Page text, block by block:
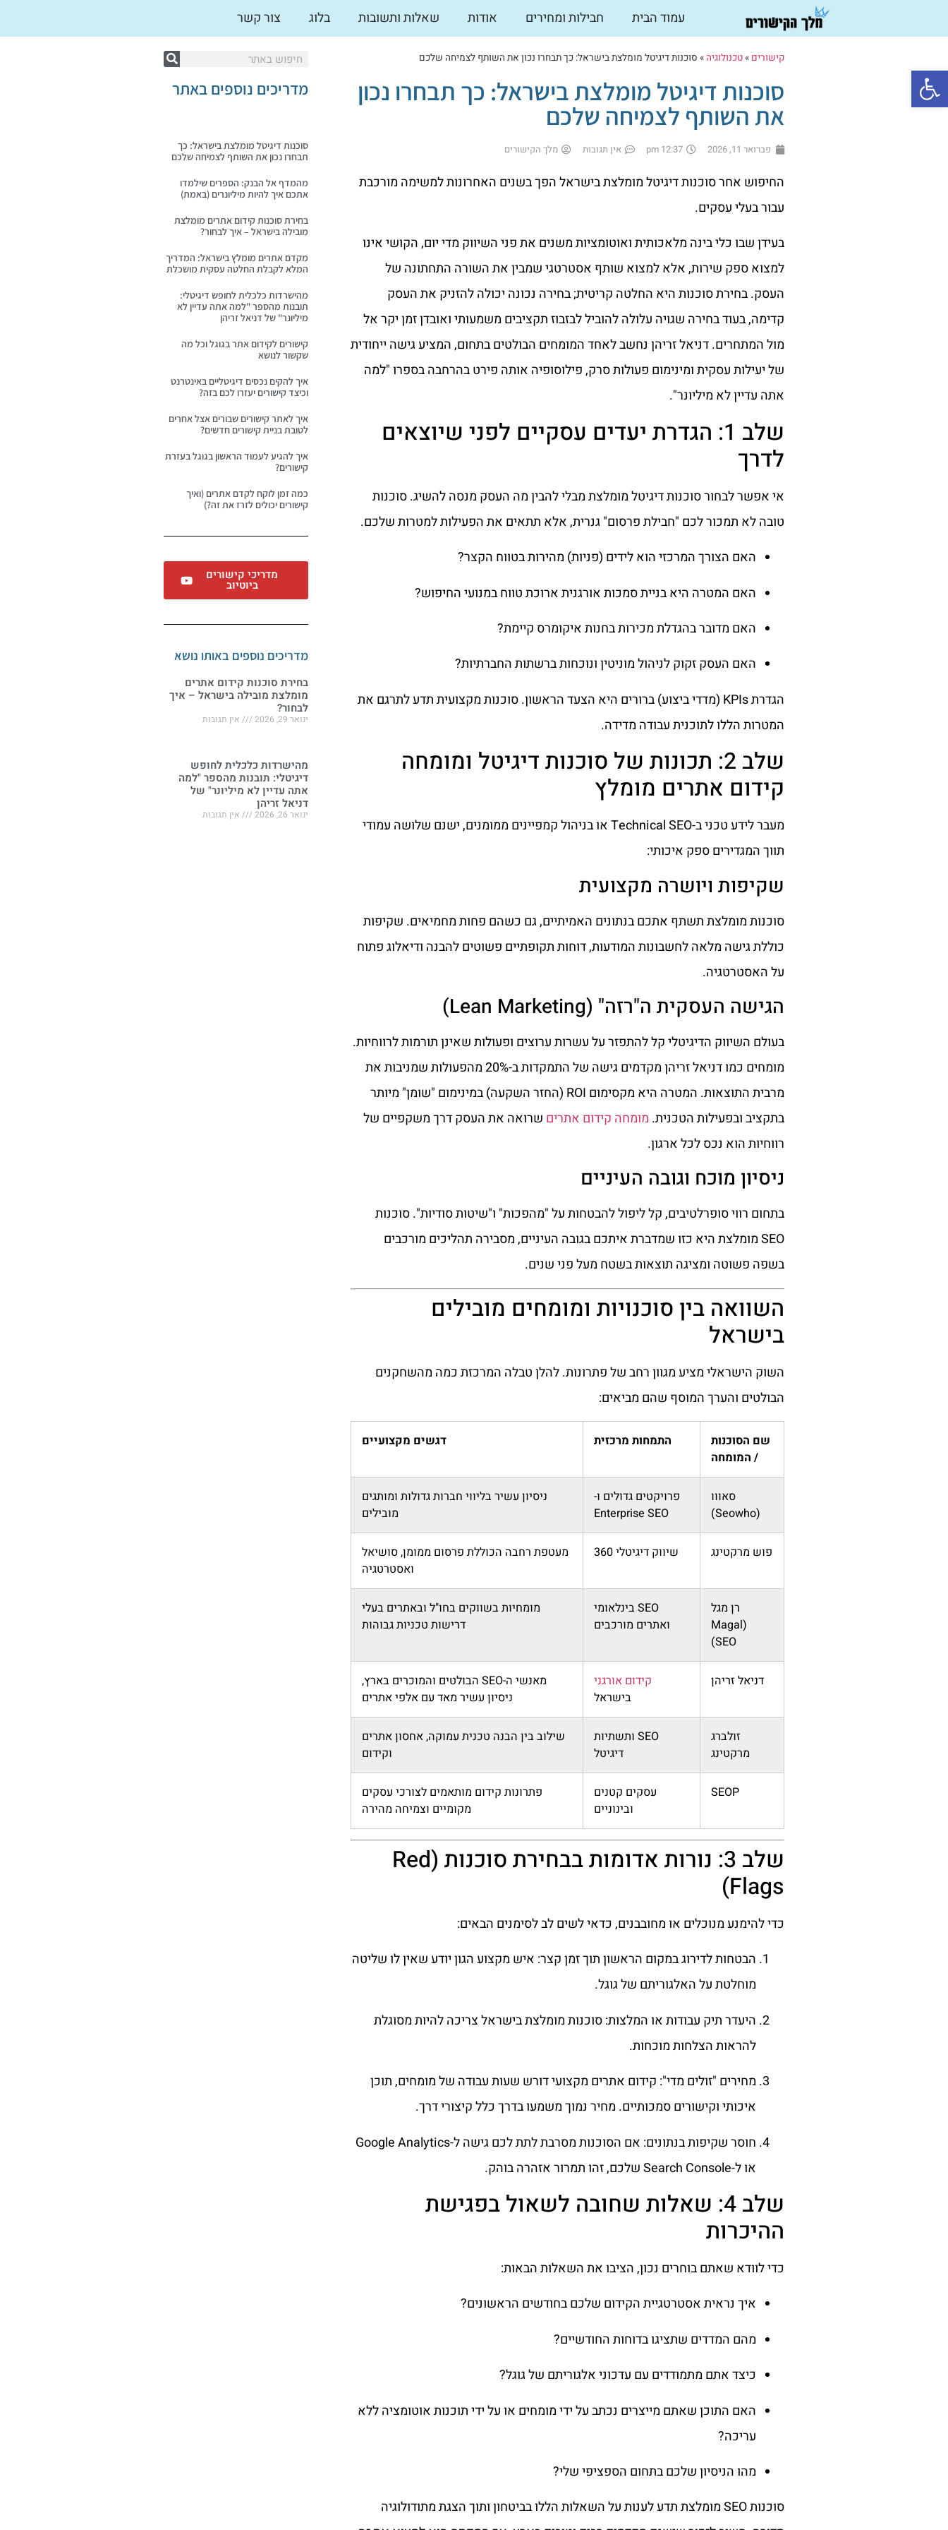
עמוד הבית חבילות ומחירים אודות שאלות ותשובות בלוג צור קשר
קישורים »טכנולוגיה » סוכנות דיגיטל מומלצת בישראל: כך תבחרו נכון את השותף לצמיחה שלכם
סוכנות דיגיטל מומלצת בישראל: כך תבחרו נכון
את השותף לצמיחה שלכם
פברואר 11, 2026 12:37 pm אין תגובות מלך הקישורים
החיפוש אחר סוכנות דיגיטל מומלצת בישראל הפך בשנים האחרונות למשימה מורכבת
עבור בעלי עסקים.
בעידן שבו כלי בינה מלאכותית ואוטומציות משנים את פני השיווק מדי יום, הקושי אינו
למצוא ספק שירות, אלא למצוא שותף אסטרטגי שמבין את השורה התחתונה של
העסק. בחירת סוכנות היא החלטה קריטית; בחירה נכונה יכולה להזניק את העסק
קדימה, בעוד בחירה שגויה עלולה להוביל לבזבוז תקציבים משמעותי ואובדן זמן יקר אל
מול המתחרים. דניאל זריהן נחשב לאחד המומחים הבולטים בתחום, המציע גישה ייחודית
של יעילות עסקית ומינימום פעולות סרק, פילוסופיה אותה פירט בהרחבה בספרו "למה
אתה עדיין לא מיליונר".
שלב 1: הגדרת יעדים עסקיים לפני שיוצאים
לדרך
אי אפשר לבחור סוכנות דיגיטל מומלצת מבלי להבין מה העסק מנסה להשיג. סוכנות
טובה לא תמכור לכם "חבילת פרסום" גנרית, אלא תתאים את הפעילות למטרות שלכם.
האם הצורך המרכזי הוא לידים (פניות) מהירות בטווח הקצר?
האם המטרה היא בניית סמכות אורגנית ארוכת טווח במנועי החיפוש?
האם מדובר בהגדלת מכירות בחנות איקומרס קיימת?
האם העסק זקוק לניהול מוניטין ונוכחות ברשתות החברתיות?
הגדרת KPIs (מדדי ביצוע) ברורים היא הצעד הראשון. סוכנות מקצועית תדע לתרגם את
המטרות הללו לתוכנית עבודה מדידה.
שלב 2: תכונות של סוכנות דיגיטל ומומחה
קידום אתרים מומלץ
מעבר לידע טכני ב-Technical SEO או בניהול קמפיינים ממומנים, ישנם שלושה עמודי
תווך המגדירים ספק איכותי:
שקיפות ויושרה מקצועית
סוכנות מומלצת תשתף אתכם בנתונים האמיתיים, גם כשהם פחות מחמיאים. שקיפות
כוללת גישה מלאה לחשבונות המודעות, דוחות תקופתיים פשוטים להבנה ודיאלוג פתוח
על האסטרטגיה.
הגישה העסקית ה"רזה" (Lean Marketing)
בעולם השיווק הדיגיטלי קל להתפזר על עשרות ערוצים ופעולות שאינן תורמות לרווחיות.
מומחים כמו דניאל זריהן מקדמים גישה של התמקדות ב-20% מהפעולות שמניבות את
מרבית התוצאות. המטרה היא מקסימום ROI (החזר השקעה) במינימום "שומן" מיותר
בתקציב ובפעילות הטכנית. מומחה קידום אתרים שרואה את העסק דרך משקפיים של
רווחיות הוא נכס לכל ארגון.
ניסיון מוכח וגובה העיניים
בתחום רווי סופרלטיבים, קל ליפול להבטחות על "מהפכות" ו"שיטות סודיות". סוכנות
SEO מומלצת היא כזו שמדברת איתכם בגובה העיניים, מסבירה תהליכים מורכבים
בשפה פשוטה ומציגה תוצאות בשטח מעל פני שנים.
השוואה בין סוכנויות ומומחים מובילים
בישראל
השוק הישראלי מציע מגוון רחב של פתרונות. להלן טבלה המרכזת כמה מהשחקנים
הבולטים והערך המוסף שהם מביאים:
שם הסוכנות
/ המומחה
התמחות מרכזית דגשים מקצועיים
סאווו
(Seowho)
פרויקטים גדולים ו-
Enterprise SEO
ניסיון עשיר בליווי חברות גדולות ומותגים
מובילים
פוש מרקטינג שיווק דיגיטלי 360
מעטפת רחבה הכוללת פרסום ממומן, סושיאל
ואסטרטגיה
רן מגל
(Magal
SEO)
SEO בינלאומי
ואתרים מורכבים
מומחיות בשווקים בחו"ל ובאתרים בעלי
דרישות טכניות גבוהות
דניאל זריהן
קידום אורגני
בישראל
מאנשי ה-SEO הבולטים והמוכרים בארץ,
ניסיון עשיר מאד עם אלפי אתרים
זולברג
מרקטינג
SEO ותשתיות
דיגיטל
שילוב בין הבנה טכנית עמוקה, אחסון אתרים
וקידום
SEOP
עסקים קטנים
ובינוניים
פתרונות קידום מותאמים לצורכי עסקים
מקומיים וצמיחה מהירה
שלב 3: נורות אדומות בבחירת סוכנות (Red
Flags)
כדי להימנע מנוכלים או מחובבנים, כדאי לשים לב לסימנים הבאים:
הבטחות לדירוג במקום הראשון תוך זמן קצר: איש מקצוע הגון יודע שאין לו שליטה
מוחלטת על האלגוריתם של גוגל.
היעדר תיק עבודות או המלצות: סוכנות מומלצת בישראל צריכה להיות מסוגלת
להראות הצלחות מוכחות.
מחירים "זולים מדי": קידום אתרים מקצועי דורש שעות עבודה של מומחים, תוכן
איכותי וקישורים סמכותיים. מחיר נמוך משמעו בדרך כלל קיצורי דרך.
חוסר שקיפות בנתונים: אם הסוכנות מסרבת לתת לכם גישה ל-Google Analytics
או ל-Search Console שלכם, זהו תמרור אזהרה בוהק.
שלב 4: שאלות שחובה לשאול בפגישת
ההיכרות
כדי לוודא שאתם בוחרים נכון, הציבו את השאלות הבאות:
איך נראית אסטרטגיית הקידום שלכם בחודשים הראשונים?
מהם המדדים שתציגו בדוחות החודשיים?
כיצד אתם מתמודדים עם עדכוני אלגוריתם של גוגל?
האם התוכן שאתם מייצרים נכתב על ידי מומחים או על ידי תוכנות אוטומציה ללא
עריכה?
מהו הניסיון שלכם בתחום הספציפי שלי?
סוכנות SEO מומלצת תדע לענות על השאלות הללו בביטחון ותוך הצגת מתודולוגיה
מדריכים נוספים באתר
סוכנות דיגיטל מומלצת בישראל: כך
תבחרו נכון את השותף לצמיחה שלכם
מהמדף אל הבנק: הספרים שילמדו
אתכם איך להיות מיליונרים (באמת)
בחירת סוכנות קידום אתרים מומלצת
מובילה בישראל – איך לבחור?
מקדם אתרים מומלץ בישראל: המדריך
המלא לקבלת החלטה עסקית מושכלת
מהישרדות כלכלית לחופש דיגיטלי:
תובנות מהספר "למה אתה עדיין לא
מיליונר" של דניאל זריהן
קישורים לקידום אתר בגוגל וכל מה
שקשור לנושא
איך להקים נכסים דיגיטליים באינטרנט
וכיצד קישורים יעזרו לכם בזה?
איך לאתר קישורים שבורים אצל אחרים
לטובת בניית קישורים חדשים?
איך להגיע לעמוד הראשון בגוגל בעזרת
קישורים?
כמה זמן לוקח לקדם אתרים (ואיך
קישורים יכולים לזרז את זה?)
מדריכי קישורים
ביוטיוב
מדריכים נוספים באותו נושא
בחירת סוכנות קידום אתרים
מומלצת מובילה בישראל – איך
לבחור?
ינואר 29, 2026 אין תגובות
מהישרדות כלכלית לחופש
דיגיטלי: תובנות מהספר "למה
אתה עדיין לא מיליונר" של
דניאל זריהן
ינואר 26, 2026 אין תגובות
פתח סרגל נגישות